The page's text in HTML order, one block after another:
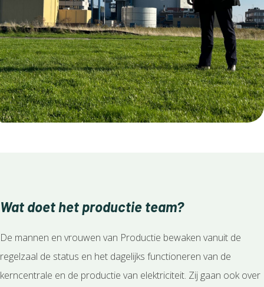
Wat doet het productie team?
De mannen en vrouwen van Productie bewaken vanuit de
regelzaal de status en het dagelijks functioneren van de
kerncentrale en de productie van elektriciteit. Zij gaan ook over